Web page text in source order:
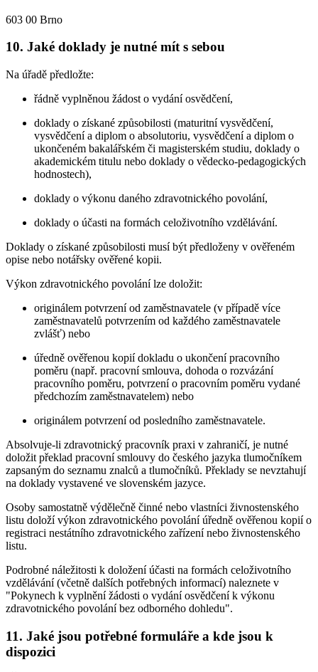
603 00 Brno
10. Jaké doklady je nutné mít s sebou
Na úřadě předložte:
řádně vyplněnou žádost o vydání osvědčení,
doklady o získané způsobilosti (maturitní vysvědčení,
vysvědčení a diplom o absolutoriu, vysvědčení a diplom o
ukončeném bakalářském či magisterském studiu, doklady o
akademickém titulu nebo doklady o vědecko-pedagogických
hodnostech),
doklady o výkonu daného zdravotnického povolání,
doklady o účasti na formách celoživotního vzdělávání.
Doklady o získané způsobilosti musí být předloženy v ověřeném
opise nebo notářsky ověřené kopii.
Výkon zdravotnického povolání lze doložit:
originálem potvrzení od zaměstnavatele (v případě více
zaměstnavatelů potvrzením od každého zaměstnavatele
zvlášť) nebo
úředně ověřenou kopií dokladu o ukončení pracovního
poměru (např. pracovní smlouva, dohoda o rozvázání
pracovního poměru, potvrzení o pracovním poměru vydané
předchozím zaměstnavatelem) nebo
originálem potvrzení od posledního zaměstnavatele.
Absolvuje-li zdravotnický pracovník praxi v zahraničí, je nutné
doložit překlad pracovní smlouvy do českého jazyka tlumočníkem
zapsaným do seznamu znalců a tlumočníků. Překlady se nevztahují
na doklady vystavené ve slovenském jazyce.
Osoby samostatně výdělečně činné nebo vlastníci živnostenského
listu doloží výkon zdravotnického povolání úředně ověřenou kopií o
registraci nestátního zdravotnického zařízení nebo živnostenského
listu.
Podrobné náležitosti k doložení účasti na formách celoživotního
vzdělávání (včetně dalších potřebných informací) naleznete v
"Pokynech k vyplnění žádosti o vydání osvědčení k výkonu
zdravotnického povolání bez odborného dohledu".
11. Jaké jsou potřebné formuláře a kde jsou k
dispozici